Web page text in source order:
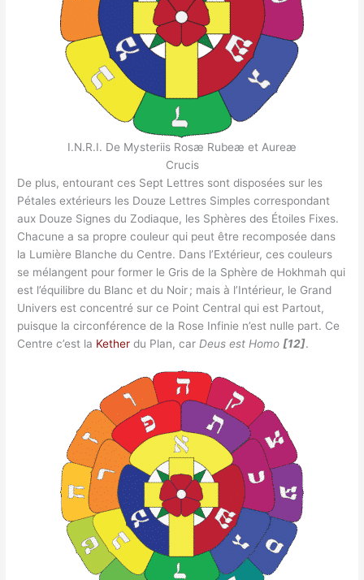
I.N.R.I. De Mysteriis Rosæ Rubeæ et Aureæ
Crucis
De plus, entourant ces Sept Lettres sont disposées sur les
Pétales extérieurs les Douze Lettres Simples correspondant
aux Douze Signes du Zodiaque, les Sphères des Étoiles Fixes.
Chacune a sa propre couleur qui peut être recomposée dans
la Lumière Blanche du Centre. Dans l’Extérieur, ces couleurs
se mélangent pour former le Gris de la Sphère de Hokhmah qui
est l’équilibre du Blanc et du Noir ; mais à l’Intérieur, le Grand
Univers est concentré sur ce Point Central qui est Partout,
puisque la circonférence de la Rose Infinie n’est nulle part. Ce
Centre c’est la Kether du Plan, carDeus est Homo [12].